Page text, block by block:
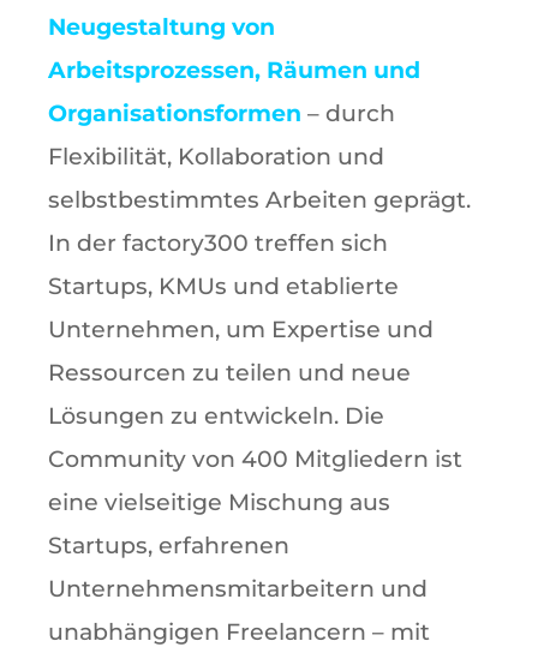
Neugestaltung von
Arbeitsprozessen, Räumen und
Organisationsformen – durch
Flexibilität, Kollaboration und
selbstbestimmtes Arbeiten geprägt.
In der factory300 treffen sich
Startups, KMUs und etablierte
Unternehmen, um Expertise und
Ressourcen zu teilen und neue
Lösungen zu entwickeln. Die
Community von 400 Mitgliedern ist
eine vielseitige Mischung aus
Startups, erfahrenen
Unternehmensmitarbeitern und
unabhängigen Freelancern – mit